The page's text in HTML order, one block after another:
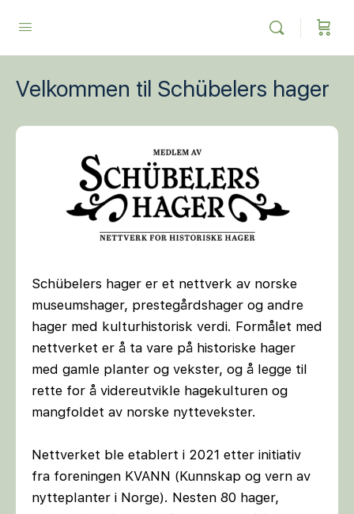
Velkommen til Schübelers hager
Schübelers hager er et nettverk av norske
museumshager, prestegårdshager og andre
hager med kulturhistorisk verdi. Formålet med
nettverket er å ta vare på historiske hager
med gamle planter og vekster, og å legge til
rette for å videreutvikle hagekulturen og
mangfoldet av norske nyttevekster.
Nettverket ble etablert i 2021 etter initiativ
fra foreningen KVANN (Kunnskap og vern av
nytteplanter i Norge). Nesten 80 hager,